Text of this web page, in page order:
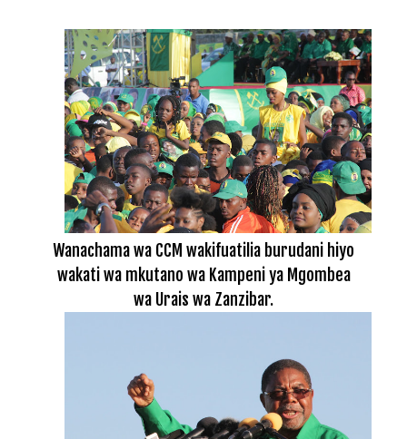
Wanachama wa CCM wakifuatilia burudani hiyo
wakati wa mkutano wa Kampeni ya Mgombea
wa Urais wa Zanzibar.